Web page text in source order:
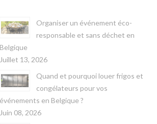
Organiser un événement éco-
responsable et sans déchet en
Belgique
Juillet 13, 2026
Quand et pourquoi louer frigos et
congélateurs pour vos
événements en Belgique ?
Juin 08, 2026